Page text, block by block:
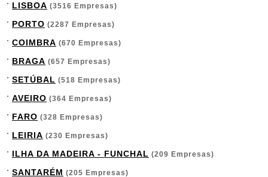
LISBOA (3516 Empresas)
PORTO (2287 Empresas)
COIMBRA (670 Empresas)
BRAGA (657 Empresas)
SETÚBAL (518 Empresas)
AVEIRO (364 Empresas)
FARO (328 Empresas)
LEIRIA (230 Empresas)
ILHA DA MADEIRA - FUNCHAL (209 Empresas)
SANTARÉM (205 Empresas)